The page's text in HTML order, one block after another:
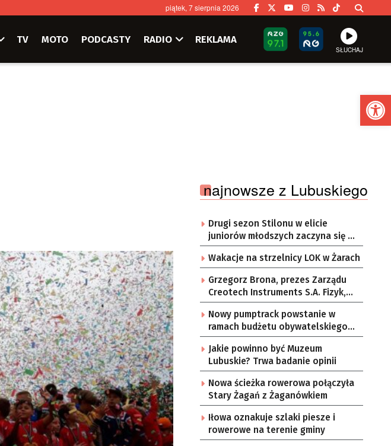
piątek, 7 sierpnia 2026
TV MOTO PODCASTY RADIO REKLAMA
SŁUCHAJ
najnowsze z Lubuskiego
Drugi sezon Stilonu w elicie
juniorów młodszych zaczyna się w
sobotę
Wakacje na strzelnicy LOK w Żarach
Grzegorz Brona, prezes Zarządu
Creotech Instruments S.A. Fizyk,
naukowiec, były pracownik CERN w
Genewie, przedsiębiorca i
nauczyciel akademicki, doktor
habilitowany nauk fizycznych,
koordynator Rady Sektorowej ds.
Kompetencji Przemysłu Lotniczo-
Kosmicznego oraz członek
Komitetu Badań Kosmicznych i
Satelitarnych PAN.
Nowy pumptrack powstanie w
ramach budżetu obywatelskiego
Żar
Jakie powinno być Muzeum
Lubuskie? Trwa badanie opinii
Nowa ścieżka rowerowa połączyła
Stary Żagań z Żaganówkiem
Iłowa oznakuje szlaki piesze i
rowerowe na terenie gminy